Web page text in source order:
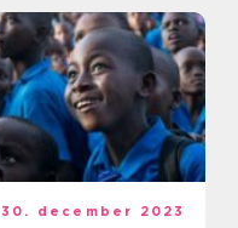
30. december 2023